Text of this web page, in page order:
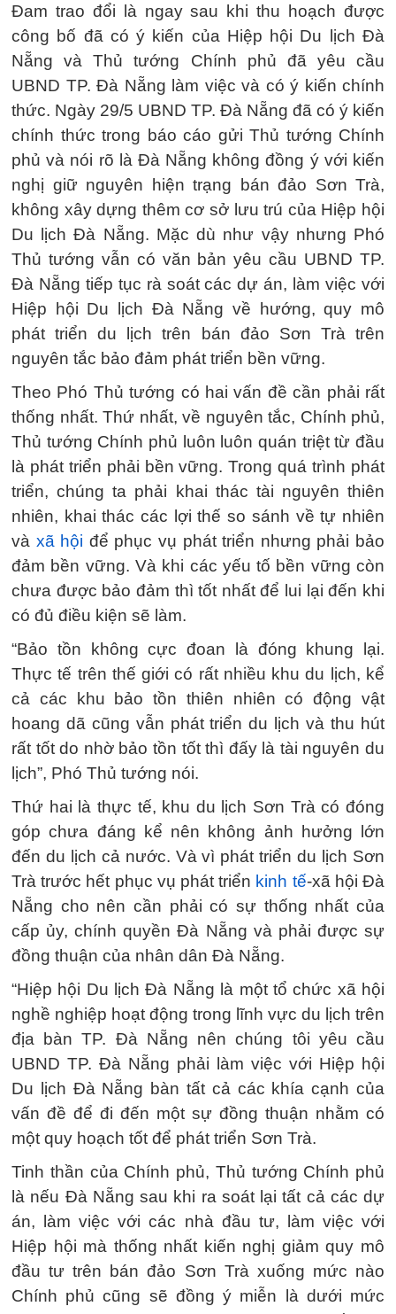
Đam trao đổi là ngay sau khi thu hoạch được
công bố đã có ý kiến của Hiệp hội Du lịch Đà
Nẵng và Thủ tướng Chính phủ đã yêu cầu
UBND TP. Đà Nẵng làm việc và có ý kiến chính
thức. Ngày 29/5 UBND TP. Đà Nẵng đã có ý kiến
chính thức trong báo cáo gửi Thủ tướng Chính
phủ và nói rõ là Đà Nẵng không đồng ý với kiến
nghị giữ nguyên hiện trạng bán đảo Sơn Trà,
không xây dựng thêm cơ sở lưu trú của Hiệp hội
Du lịch Đà Nẵng. Mặc dù như vậy nhưng Phó
Thủ tướng vẫn có văn bản yêu cầu UBND TP.
Đà Nẵng tiếp tục rà soát các dự án, làm việc với
Hiệp hội Du lịch Đà Nẵng về hướng, quy mô
phát triển du lịch trên bán đảo Sơn Trà trên
nguyên tắc bảo đảm phát triển bền vững.
Theo Phó Thủ tướng có hai vấn đề cần phải rất
thống nhất. Thứ nhất, về nguyên tắc, Chính phủ,
Thủ tướng Chính phủ luôn luôn quán triệt từ đầu
là phát triển phải bền vững. Trong quá trình phát
triển, chúng ta phải khai thác tài nguyên thiên
nhiên, khai thác các lợi thế so sánh về tự nhiên
và xã hội để phục vụ phát triển nhưng phải bảo
đảm bền vững. Và khi các yếu tố bền vững còn
chưa được bảo đảm thì tốt nhất để lui lại đến khi
có đủ điều kiện sẽ làm.
“Bảo tồn không cực đoan là đóng khung lại.
Thực tế trên thế giới có rất nhiều khu du lịch, kể
cả các khu bảo tồn thiên nhiên có động vật
hoang dã cũng vẫn phát triển du lịch và thu hút
rất tốt do nhờ bảo tồn tốt thì đấy là tài nguyên du
lịch”, Phó Thủ tướng nói.
Thứ hai là thực tế, khu du lịch Sơn Trà có đóng
góp chưa đáng kể nên không ảnh hưởng lớn
đến du lịch cả nước. Và vì phát triển du lịch Sơn
Trà trước hết phục vụ phát triển kinh tế-xã hội Đà
Nẵng cho nên cần phải có sự thống nhất của
cấp ủy, chính quyền Đà Nẵng và phải được sự
đồng thuận của nhân dân Đà Nẵng.
“Hiệp hội Du lịch Đà Nẵng là một tổ chức xã hội
nghề nghiệp hoạt động trong lĩnh vực du lịch trên
địa bàn TP. Đà Nẵng nên chúng tôi yêu cầu
UBND TP. Đà Nẵng phải làm việc với Hiệp hội
Du lịch Đà Nẵng bàn tất cả các khía cạnh của
vấn đề để đi đến một sự đồng thuận nhằm có
một quy hoạch tốt để phát triển Sơn Trà.
Tinh thần của Chính phủ, Thủ tướng Chính phủ
là nếu Đà Nẵng sau khi ra soát lại tất cả các dự
án, làm việc với các nhà đầu tư, làm việc với
Hiệp hội mà thống nhất kiến nghị giảm quy mô
đầu tư trên bán đảo Sơn Trà xuống mức nào
Chính phủ cũng sẽ đồng ý miễn là dưới mức